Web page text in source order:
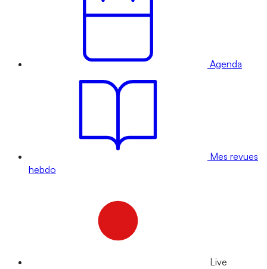
Agenda
Mes revues
hebdo
Live